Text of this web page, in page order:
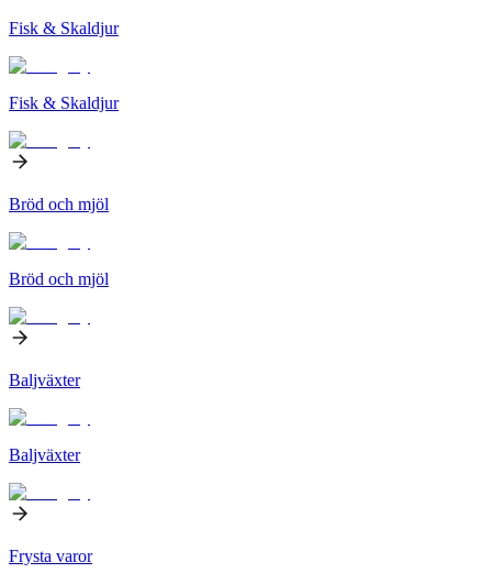
Fisk & Skaldjur
Fisk & Skaldjur
Bröd och mjöl
Bröd och mjöl
Baljväxter
Baljväxter
Frysta varor